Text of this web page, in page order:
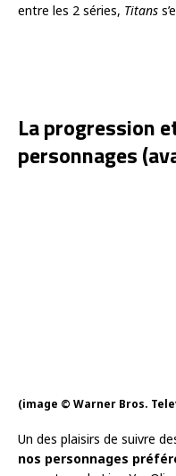
entre les 2 séries, Titans
La progression
personnages
(image © Warner Bros.
Un des plaisirs de suivre
nos personnages